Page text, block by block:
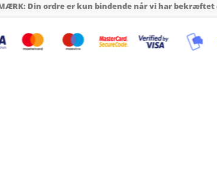
Din ordre er kun bindende når vi har bekræftet